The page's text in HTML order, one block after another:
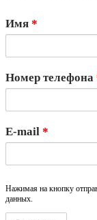
Имя *
Номер телефона
E-mail *
Нажимая на кнопку
данных.